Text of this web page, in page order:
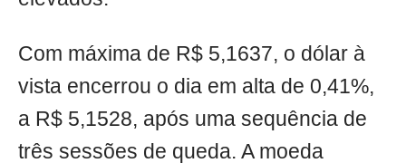
Com máxima de R$ 5,1637, o dólar à
vista encerrou o dia em alta de 0,41%,
a R$ 5,1528, após uma sequência de
três sessões de queda. A moeda